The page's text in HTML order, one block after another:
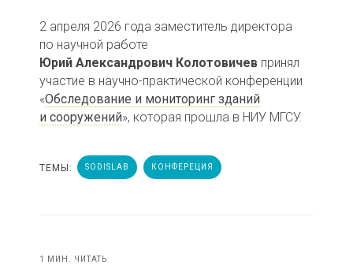
2 апреля 2026 года заместитель директора
по научной работе
Юрий Александрович Колотовичев принял
участие в научно-практической конференции
«Обследование и мониторинг зданий
и сооружений», которая прошла в НИУ МГСУ.
ТЕМЫ: SODISLAB КОНФЕРЕЦИЯ
1 МИН. ЧИТАТЬ